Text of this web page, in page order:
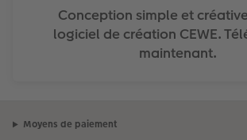
Conception simple et
logiciel de création CEWE.
maintenant.
Moyens de paiement